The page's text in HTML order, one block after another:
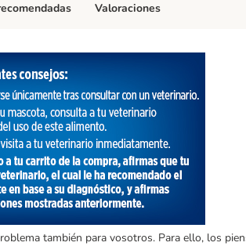
también para vosotros. Para ello, los
Valoraciones